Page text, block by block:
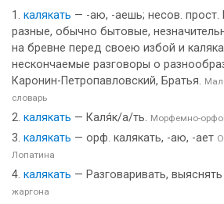
калякать — -аю, -аешь; несов. прост.
разные, обычно бытовые,
на бревне перед своею избой и
нескончаемые разговоры о
Каронин-Петропавловский, Братья.
словарь
калякать — Каля́к/а/ть. Морфемно-
калякать — орф. калякать, -аю, -ает
Лопатина
калякать — Разговаривать, выяснять
жаргона